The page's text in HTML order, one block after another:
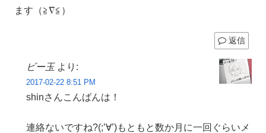
ます（≧∇≦）
返信
ビー玉 より:
2017-02-22 8:51 PM
shinさんこんばんは！
連絡ないですね?(;’∀’)もともと数か月に一回ぐらいメ